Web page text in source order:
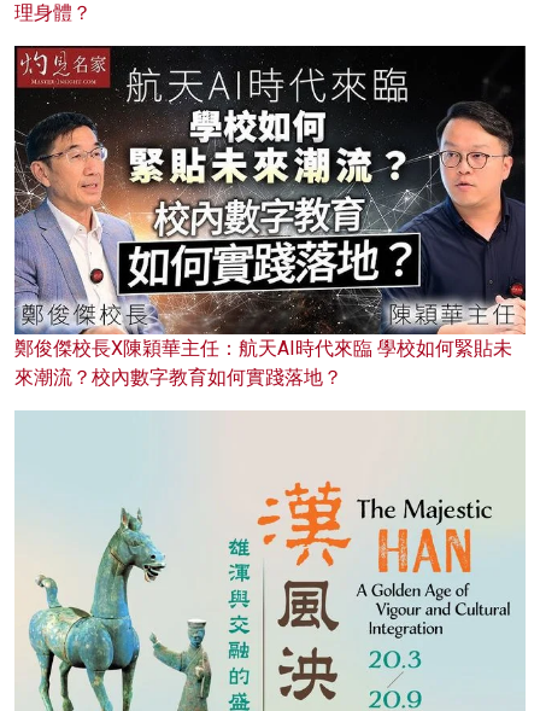
理身體？
鄭俊傑校長X陳穎華主任：航天AI時代來臨 學校如何緊貼未
來潮流？校內數字教育如何實踐落地？